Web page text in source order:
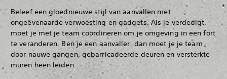
Beleef een gloednieuwe stijl van aanvallen met
ongeëvenaarde verwoesting en gadgets. Als je verdedigt,
moet je met je team coördineren om je omgeving in een fort
te veranderen. Ben je een aanvaller, dan moet je je team
door nauwe gangen, gebarricadeerde deuren en versterkte
muren heen leiden.